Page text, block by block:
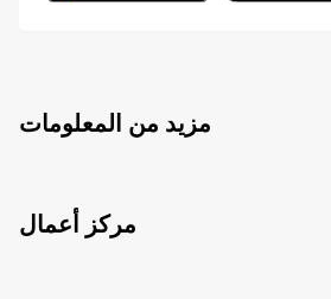
مزيد من المعلومات
مركز أعمال